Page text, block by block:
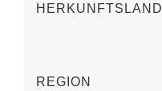
HERKUNFTSLAND
REGION